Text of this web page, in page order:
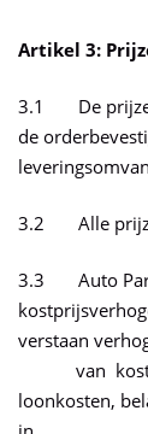
Artikel 3:
3.1 De prijzen
de
3.2 Alle
3.3 Auto
verstaan
van
loonkosten,